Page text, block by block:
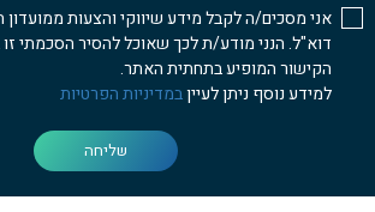
אני מסכים/ה לקבל מידע שיווקי והצעות
דוא"ל. הנני מודע/ת לכך שאוכל להסיר הסכמתי
הקישור המופיע בתחתית האתר.
למידע נוסף ניתן לעייןבמדיניות הפרטיות
שליחה